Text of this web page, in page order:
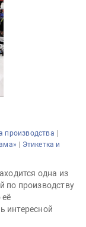
производства |
| Этикетка и
одна из
по производству
интересной